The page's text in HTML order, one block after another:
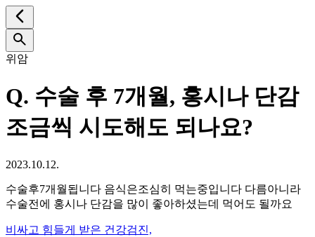
위암
Q. 수술 후 7개월, 홍시나 단감
조금씩 시도해도 되나요?
2023.10.12.
수술후7개월됩니다 음식은조심히 먹는중입니다 다름아니라
수술전에 홍시나 단감을 많이 좋아하셨는데 먹어도 될까요
비싸고 힘들게 받은 건강검진,